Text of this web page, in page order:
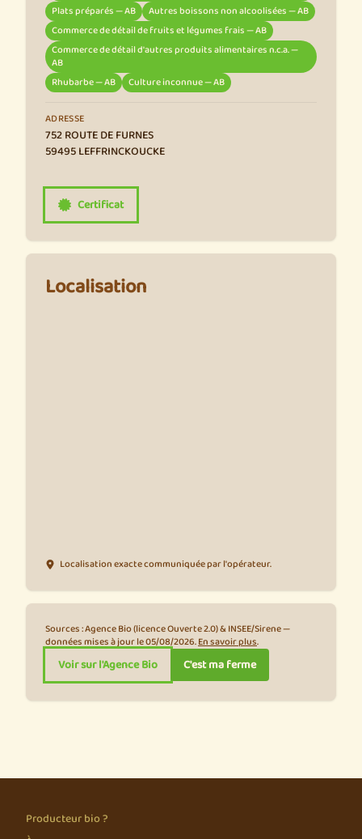
Plats préparés — AB
Autres boissons non alcoolisées — AB
Commerce de détail de fruits et légumes frais — AB
Commerce de détail d'autres produits alimentaires n.c.a. —
AB
Rhubarbe — AB
Culture inconnue — AB
ADRESSE
752 ROUTE DE FURNES
59495 LEFFRINCKOUCKE
Certificat
Localisation
Localisation exacte communiquée par l'opérateur.
Sources : Agence Bio (licence Ouverte 2.0) & INSEE/Sirene —
données mises à jour le 05/08/2026.En savoir plus.
Voir sur l'Agence Bio C'est ma ferme
Producteur bio ?